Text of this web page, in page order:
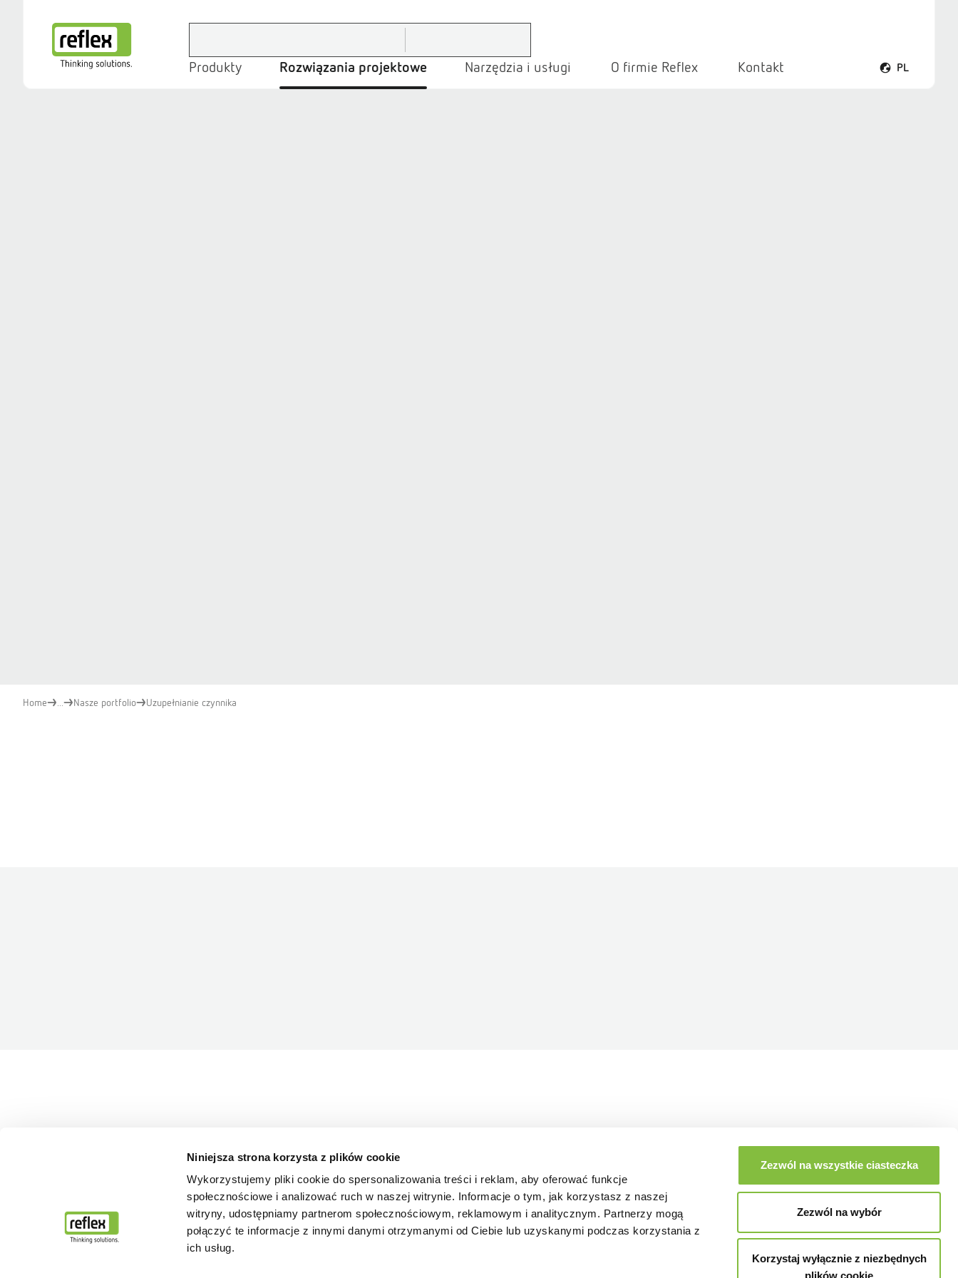
Niniejsza strona korzysta z plików cookie
Wykorzystujemy pliki cookie do spersonalizowania treści i reklam, aby oferować funkcje
społecznościowe i analizować ruch w naszej witrynie. Informacje o tym, jak korzystasz z naszej
witryny, udostępniamy partnerom społecznościowym, reklamowym i analitycznym. Partnerzy mogą
połączyć te informacje z innymi danymi otrzymanymi od Ciebie lub uzyskanymi podczas korzystania z
ich usług.
Zezwól na wszystkie ciasteczka
Zezwól na wybór
Korzystaj wyłącznie z niezbędnych
plików cookie
Produkty Rozwiązania projektowe Narzędzia i usługi O firmie Reflex Kontakt PL
Otwórz menu
Home Nasze portfolio Uzupełnianie czynnika